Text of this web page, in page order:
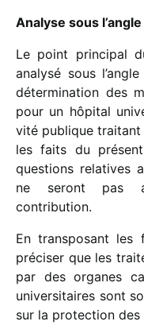
Analyse sous
Le point prin­ci­pal
analysé sous
déter­mi­na­tion des
pour un hôpi­tal
vité publique trai­tant
les faits du
ques­tions rela­tives
ne seront pas
contribution.
En trans­po­sant
préci­ser que les
par des organes
univer­si­taires sont
sur la protec­tion des